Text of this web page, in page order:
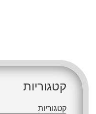
קטגוריות
קטגוריות